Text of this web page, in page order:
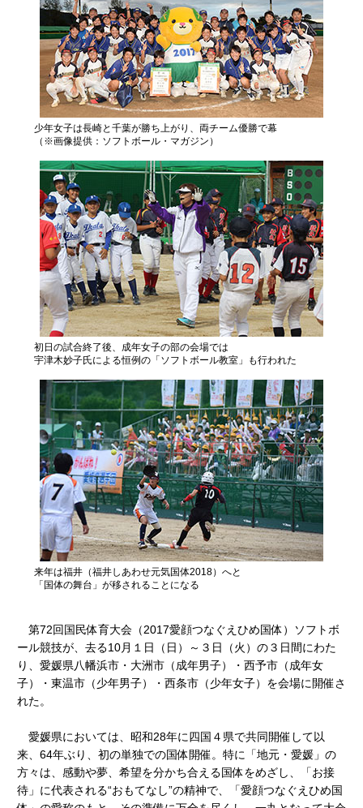
少年女子は長崎と千葉が勝ち上がり、両チーム優勝で幕
（※画像提供：ソフトボール・マガジン）
初日の試合終了後、成年女子の部の会場では
宇津木妙子氏による恒例の「ソフトボール教室」も行われた
来年は福井（福井しあわせ元気国体2018）へと
「国体の舞台」が移されることになる
第72回国民体育大会（2017愛顔つなぐえひめ国体）ソフトボ
ール競技が、去る10月１日（日）～３日（火）の３日間にわた
り、愛媛県八幡浜市・大洲市（成年男子）・西予市（成年女
子）・東温市（少年男子）・西条市（少年女子）を会場に開催さ
れた。
愛媛県においては、昭和28年に四国４県で共同開催して以
来、64年ぶり、初の単独での国体開催。特に「地元・愛媛」の
方々は、感動や夢、希望を分かち合える国体をめざし、「お接
待」に代表される“おもてなし”の精神で、「愛顔つなぐえひめ国